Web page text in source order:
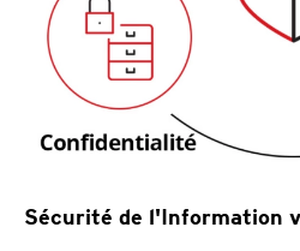
Sécurité de l'Information